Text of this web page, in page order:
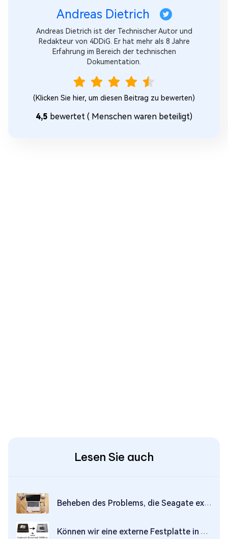
Andreas Dietrich
Andreas Dietrich ist der Technischer Autor und
Redakteur von 4DDiG. Er hat mehr als 8 Jahre
Erfahrung im Bereich der technischen
Dokumentation.
(Klicken Sie hier, um diesen Beitrag zu bewerten)
4,5 bewertet ( Menschen waren beteiligt)
Lesen Sie auch
Beheben des Problems, die Seagate externe Festplatte wird unter Win/Mac nicht angezeigt
Können wir eine externe Festplatte in APFS konvertieren, ohne Daten zu löschen? - Ja wir können!